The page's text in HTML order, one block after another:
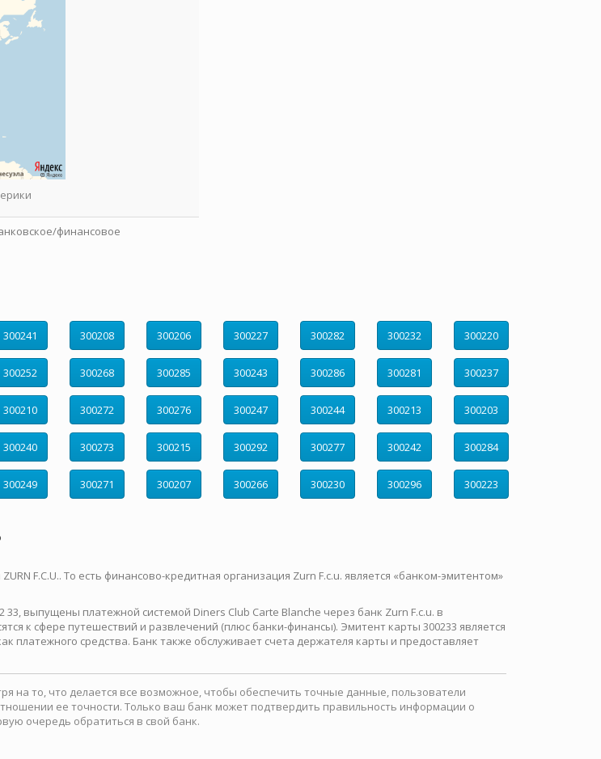
финансовое
300241 300208 300206 300227 300282 300232 300220
300252 300268 300285 300243 300286 300281 300237
300210 300272 300276 300247 300244 300213 300203
300240 300273 300215 300292 300277 300242 300284
300249 300271 300207 300266 300230 300296 300223
F.C.U.. То есть финансово-кредитная организация Zurn F.c.u. является «банком-эмитентом»
выпущены платежной системой Diners Club Carte Blanche через банк Zurn F.c.u. в
к сфере путешествий и развлечений (плюс банки-финансы). Эмитент карты 300233 является
платежного средства. Банк также обслуживает счета держателя карты и предоставляет
на то, что делается все возможное, чтобы обеспечить точные данные, пользователи
ее точности. Только ваш банк может подтвердить правильность информации о
очередь обратиться в свой банк.